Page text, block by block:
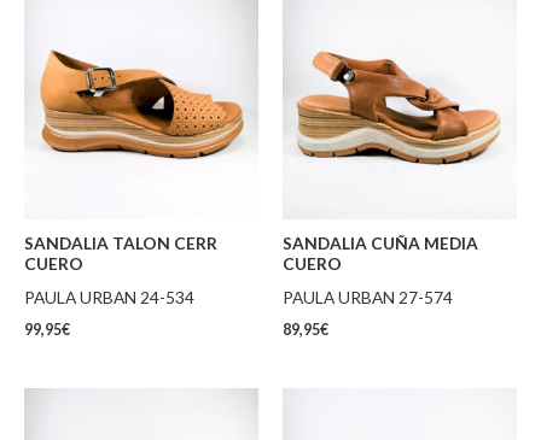
SANDALIA TALON CERR
CUERO
PAULA URBAN 24-534
99,95€
SANDALIA CUÑA MEDIA
CUERO
PAULA URBAN 27-574
89,95€